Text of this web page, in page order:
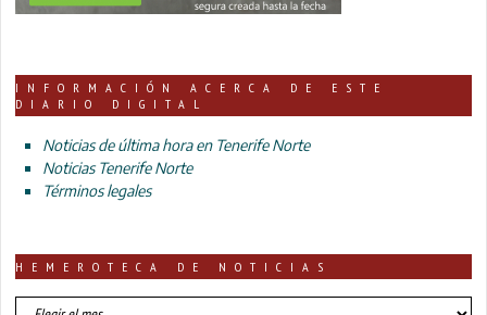
INFORMACIÓN ACERCA DE ESTE
DIARIO DIGITAL
Noticias de última hora en Tenerife Norte
Noticias Tenerife Norte
Términos legales
HEMEROTECA DE NOTICIAS
HEMEROTECA